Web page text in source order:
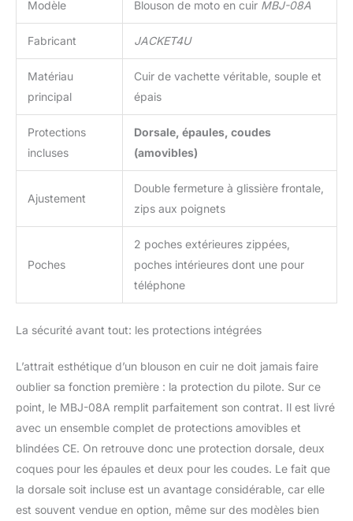
Modèle Blouson de moto en cuir MBJ-08A
Fabricant JACKET4U
Matériau
principal
Cuir de vachette véritable, souple et
épais
Protections
incluses
Dorsale, épaules, coudes
(amovibles)
Ajustement
Double fermeture à glissière frontale,
zips aux poignets
Poches
2 poches extérieures zippées,
poches intérieures dont une pour
téléphone
La sécurité avant tout: les protections intégrées
L’attrait esthétique d’un blouson en cuir ne doit jamais faire
oublier sa fonction première : la protection du pilote. Sur ce
point, le MBJ-08A remplit parfaitement son contrat. Il est livré
avec un ensemble complet de protections amovibles et
blindées CE. On retrouve donc une protection dorsale, deux
coques pour les épaules et deux pour les coudes. Le fait que
la dorsale soit incluse est un avantage considérable, car elle
est souvent vendue en option, même sur des modèles bien